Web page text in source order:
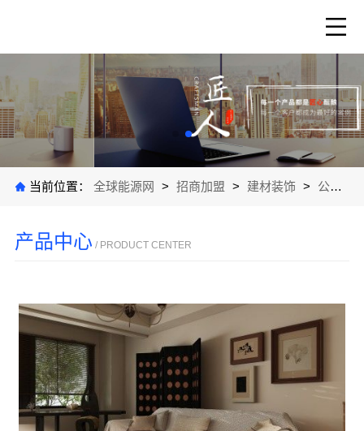
当前位置： 全球能源网 > 招商加盟 > 建材装饰 > 公司产品
产品中心 / PRODUCT CENTER